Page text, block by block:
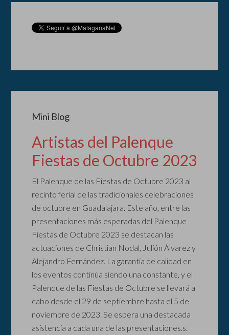
Mini Blog
Artistas del Palenque
Fiestas de Octubre 2023
El Palenque de las Fiestas de Octubre 2023 al
recinto ferial de las tradicionales celebraciones
de octubre en Guadalajara. Este año, entre las
presentaciones más esperadas del Palenque
Fiestas de Octubre 2023 se destacan las
actuaciones de Christian Nodal, Julión Álvarez y
Alejandro Fernández. La garantía de calidad en
los eventos continúa siendo una constante, y el
Palenque de las Fiestas de Octubre se llevará a
cabo desde el 29 de septiembre hasta el 5 de
noviembre de 2023. Se espera una destacada
asistencia a cada una de las presentaciones.s.